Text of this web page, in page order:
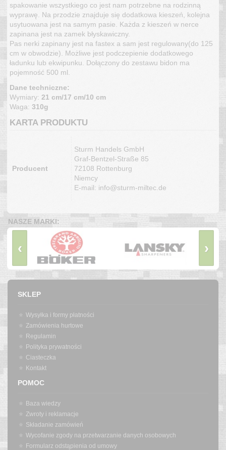
spakowanie wszystkiego co jest nam potrzebne na rodzinną
wyprawę. Na przodzie znajduje się dodatkowa kieszeń, kolejna
usytuowana jest na samym pasie. Każda z kieszeń w nerce
zapinana jest na zamek błyskawiczny.
Pas nerki zapinany jest na fastex a sam jest regulowany(do 125
cm w obwodzie). Możliwe jest podczepienie dodatkowego
ładunku lub ekwipunku. Dołączony do zestawu bidon ma
pojemność 500 ml.
Dane techniczne:
Wymiary: 21 cm/17 cm/10 cm
Waga: 310g
KARTA PRODUKTU
Producent
Sturm Handels GmbH
Graf-Bentzel-Straße 85
72108 Rottenburg
Niemcy
E-mail: info@sturm-miltec.de
NASZE MARKI:
‹ ›
SKLEP
Wysyłka i formy płatności
Zamówienia hurtowe
Regulamin
Polityka prywatności
Ciasteczka
Kontakt
POMOC
Baza wiedzy
Zwroty i reklamacje
Składanie zamówień
Wycofanie zgody na przetwarzanie danych osobowych
Formularz odstąpienia od umowy